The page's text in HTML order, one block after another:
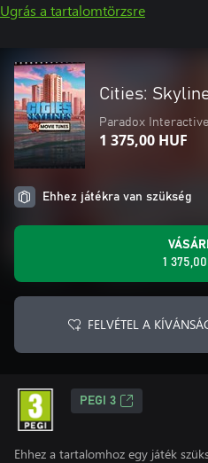
Ugrás a tartalomtörzsre
Cities:
Paradox Interactive
1 375,00 HUF
Ehhez játékra van szükség
1
FELVÉTEL A
PEGI 3
Ehhez a tartalomhoz egy játék